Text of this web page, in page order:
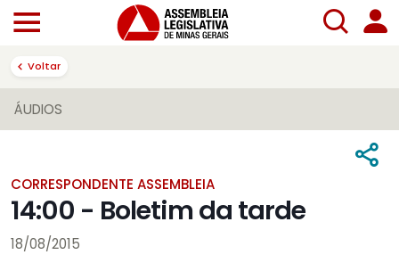
Voltar
ÁUDIOS
CORRESPONDENTE ASSEMBLEIA
14:00 - Boletim da tarde
18/08/2015